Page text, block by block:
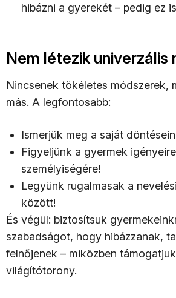
hibázni a gyerekét – pedig ez
Nem létezik univerzális
Nincsenek tökéletes módszerek,
más. A legfontosabb:
Ismerjük meg a saját
Figyeljünk a gyermek
személyiségére!
Legyünk rugalmasak a
között!
És végül: biztosítsuk
szabadságot, hogy hibázzanak,
felnőjenek – miközben
világítótorony.